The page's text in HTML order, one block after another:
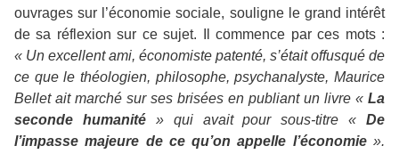
ouvrages sur l’économie sociale, souligne le grand intérêt
de sa réflexion sur ce sujet. Il commence par ces mots :
« Un excellent ami, économiste patenté, s’était offusqué de
ce que le théologien, philosophe, psychanalyste, Maurice
Bellet ait marché sur ses brisées en publiant un livre « La
seconde
humanité» qui avait pour sous-titre « De
l’impasse majeure de ce qu’on appelle l’économie ».